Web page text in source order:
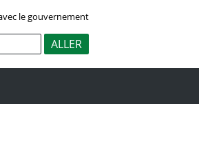
le gouvernement